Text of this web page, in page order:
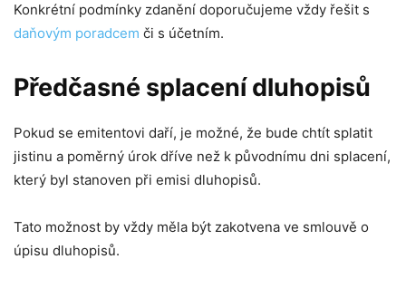
Konkrétní podmínky zdanění doporučujeme vždy řešit s
daňovým poradcem či s účetním.
Předčasné splacení dluhopisů
Pokud se emitentovi daří, je možné, že bude chtít splatit
jistinu a poměrný úrok dříve než k původnímu dni splacení,
který byl stanoven při emisi dluhopisů.
Tato možnost by vždy měla být zakotvena ve smlouvě o
úpisu dluhopisů.